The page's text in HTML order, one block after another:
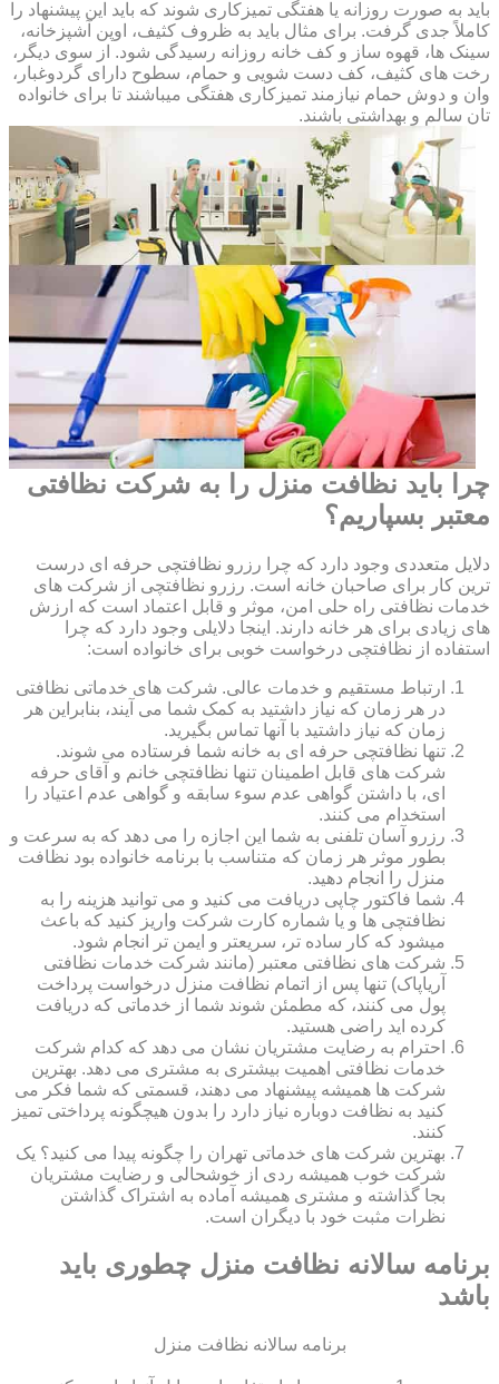
باید به صورت روزانه یا هفتگی تمیزکاری شوند که باید این پیشنهاد را
کاملاً جدی گرفت. برای مثال باید به ظروف کثیف، اوپن آشپزخانه،
سینک ها، قهوه ساز و کف خانه روزانه رسیدگی شود. از سوی دیگر،
رخت های کثیف، کف دست شویی و حمام، سطوح دارای گردوغبار،
وان و دوش حمام نیازمند تمیزکاری هفتگی میباشند تا برای خانواده
تان سالم و بهداشتی باشند.
چرا باید نظافت منزل را به شرکت نظافتی
معتبر بسپاریم؟
دلایل متعددی وجود دارد که چرا رزرو نظافتچی حرفه ای درست
ترین کار برای صاحبان خانه است. رزرو نظافتچی از شرکت های
خدمات نظافتی راه حلی امن، موثر و قابل اعتماد است که ارزش
های زیادی برای هر خانه دارند. اینجا دلایلی وجود دارد که چرا
استفاده از نظافتچی درخواست خوبی برای خانواده است:
ارتباط مستقیم و خدمات عالی. شرکت های خدماتی نظافتی
در هر زمان که نیاز داشتید به کمک شما می آیند، بنابراین هر
زمان که نیاز داشتید با آنها تماس بگیرید.
تنها نظافتچی حرفه ای به خانه شما فرستاده می شوند.
شرکت های قابل اطمینان تنها نظافتچی خانم و آقای حرفه
ای، با داشتن گواهی عدم سوء سابقه و گواهی عدم اعتیاد را
استخدام می کنند.
رزرو آسان تلفنی به شما این اجازه را می دهد که به سرعت و
بطور موثر هر زمان که متناسب با برنامه خانواده بود نظافت
منزل را انجام دهید.
شما فاکتور چاپی دریافت می کنید و می توانید هزینه را به
نظافتچی ها و یا شماره کارت شرکت واریز کنید که باعث
میشود که کار ساده تر، سریعتر و ایمن تر انجام شود.
شرکت های نظافتی معتبر (مانند شرکت خدمات نظافتی
آریاپاک) تنها پس از اتمام نظافت منزل درخواست پرداخت
پول می کنند، که مطمئن شوند شما از خدماتی که دریافت
کرده اید راضی هستید.
احترام به رضایت مشتریان نشان می دهد که کدام شرکت
خدمات نظافتی اهمیت بیشتری به مشتری می دهد. بهترین
شرکت ها همیشه پیشنهاد می دهند، قسمتی که شما فکر می
کنید به نظافت دوباره نیاز دارد را بدون هیچگونه پرداختی تمیز
کنند.
بهترین شرکت های خدماتی تهران را چگونه پیدا می کنید؟ یک
شرکت خوب همیشه ردی از خوشحالی و رضایت مشتریان
بجا گذاشته و مشتری همیشه آماده به اشتراک گذاشتن
نظرات مثبت خود با دیگران است.
برنامه سالانه نظافت منزل چطوری باید
باشد
برنامه سالانه نظافت منزل